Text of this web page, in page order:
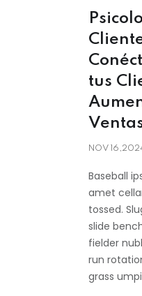
tus
NOV
Baseball
amet
tossed.
slide
fielder
run
grass